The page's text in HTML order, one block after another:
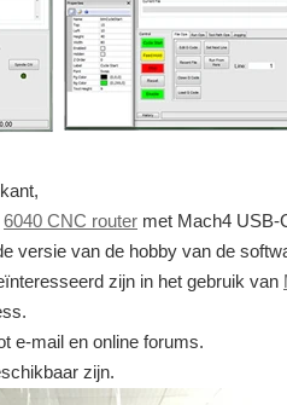
6040 CNC router met Mach4 USB-
versie van de hobby van de
zijn in het gebruik van
e-mail en online forums.
zijn.